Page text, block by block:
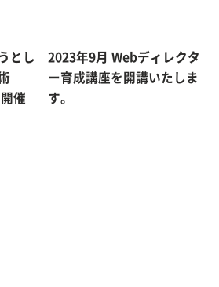
とし
催
2023年9月 Webディレクタ
ー育成講座を開講いたしま
す。